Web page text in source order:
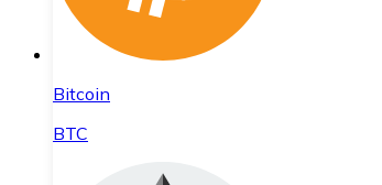
Bitcoin
BTC